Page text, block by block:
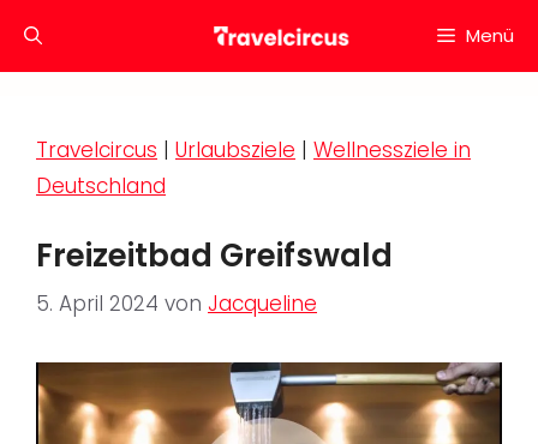
Inhalt
Menü
Travelcircus | Urlaubsziele | Wellnessziele in
Deutschland
Freizeitbad Greifswald
5. April 2024 von Jacqueline